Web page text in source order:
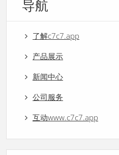
导航
了解c7c7.app
产品展示
新闻中心
公司服务
互动www.c7c7.app